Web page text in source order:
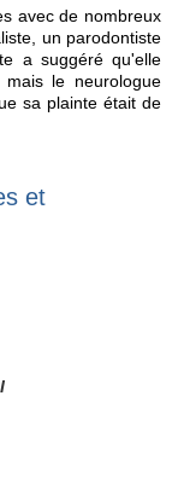
avec de nombreux
un parodontiste
a suggéré qu'elle
, mais le neurologue
sa plainte était de
et